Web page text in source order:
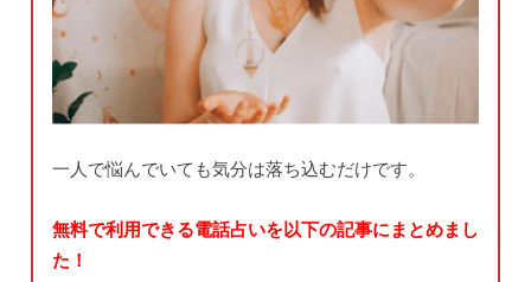
一人で悩んでいても気分は落ち込むだけです。
無料で利用できる電話占いを以下の記事にまとめまし
た！